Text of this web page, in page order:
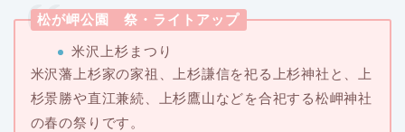
松が岬公園 祭・ライトアップ
米沢上杉まつり
米沢藩上杉家の家祖、上杉謙信を祀る上杉神社と、上
杉景勝や直江兼続、上杉鷹山などを合祀する松岬神社
の春の祭りです。